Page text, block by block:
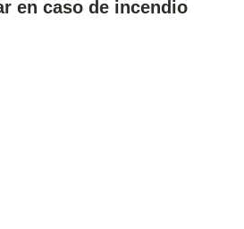
en caso de incendio